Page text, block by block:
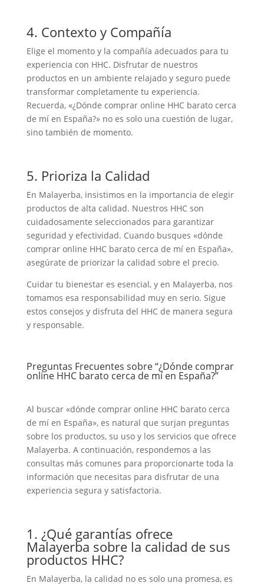
4. Contexto y Compañía
Elige el momento y la compañía adecuados para tu
experiencia con HHC. Disfrutar de nuestros
productos en un ambiente relajado y seguro puede
transformar completamente tu experiencia.
Recuerda, «¿Dónde comprar online HHC barato cerca
de mí en España?» no es solo una cuestión de lugar,
sino también de momento.
5. Prioriza la Calidad
En Malayerba, insistimos en la importancia de elegir
productos de alta calidad. Nuestros HHC son
cuidadosamente seleccionados para garantizar
seguridad y efectividad. Cuando busques «dónde
comprar online HHC barato cerca de mí en España»,
asegúrate de priorizar la calidad sobre el precio.
Cuidar tu bienestar es esencial, y en Malayerba, nos
tomamos esa responsabilidad muy en serio. Sigue
estos consejos y disfruta del HHC de manera segura
y responsable.
Preguntas Frecuentes sobre “¿Dónde comprar
online HHC barato cerca de mí en España?”
Al buscar «dónde comprar online HHC barato cerca
de mí en España», es natural que surjan preguntas
sobre los productos, su uso y los servicios que ofrece
Malayerba. A continuación, respondemos a las
consultas más comunes para proporcionarte toda la
información que necesitas para disfrutar de una
experiencia segura y satisfactoria.
1. ¿Qué garantías ofrece
Malayerba sobre la calidad de sus
productos HHC?
En Malayerba, la calidad no es solo una promesa, es